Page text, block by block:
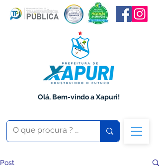
Olá, Bem-vindo a Xapuri!
Post